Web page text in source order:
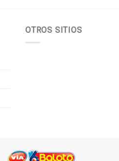
OTROS SITIOS